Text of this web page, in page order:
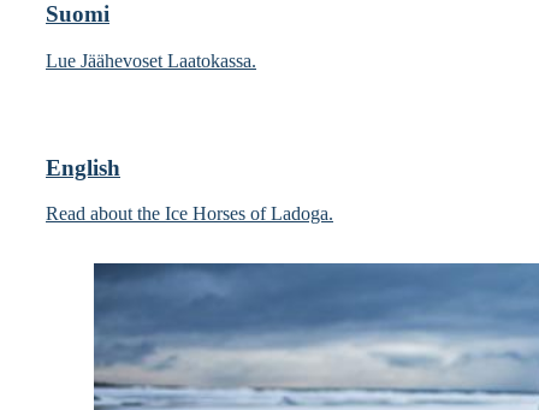
Suomi
Lue Jäähevoset Laatokassa.
English
Read about the Ice Horses of Ladoga.